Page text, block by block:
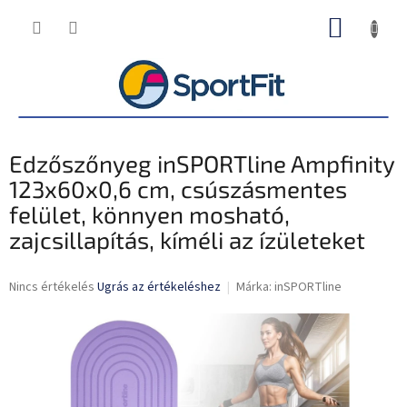
KOSÁR
Edzőszőnyeg inSPORTline Ampfinity
123x60x0,6 cm, csúszásmentes
felület, könnyen mosható,
zajcsillapítás, kíméli az ízületeket
A
Nincs értékelés Ugrás az értékeléshez Márka: inSPORTline